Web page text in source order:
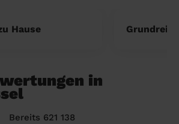
Hause
in
Bereits 621 138